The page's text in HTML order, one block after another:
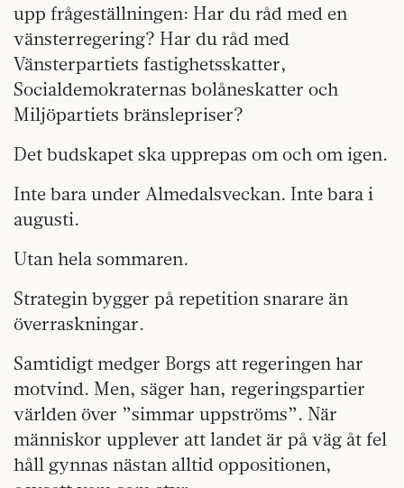
upp frågeställningen: Har du råd med en
vänsterregering? Har du råd med
Vänsterpartiets fastighetsskatter,
Socialdemokraternas bolåneskatter och
Miljöpartiets bränslepriser?
Det budskapet ska upprepas om och om igen.
Inte bara under Almedalsveckan. Inte bara i
augusti.
Utan hela sommaren.
Strategin bygger på repetition snarare än
överraskningar.
Samtidigt medger Borgs att regeringen har
motvind. Men, säger han, regeringspartier
världen över ”simmar uppströms”. När
människor upplever att landet är på väg åt fel
håll gynnas nästan alltid oppositionen,